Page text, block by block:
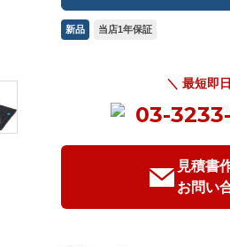
新品 当店1年保証
＼ 最短即
03-
見積書
お問い